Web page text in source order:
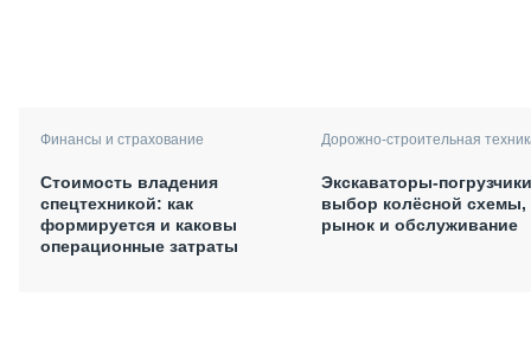
Финансы и страхование
Стоимость владения
спецтехникой: как
формируется и каковы
операционные затраты
Дорожно-строительная
Экскаваторы-
выбор колёсной схемы,
рынок и обслуживание